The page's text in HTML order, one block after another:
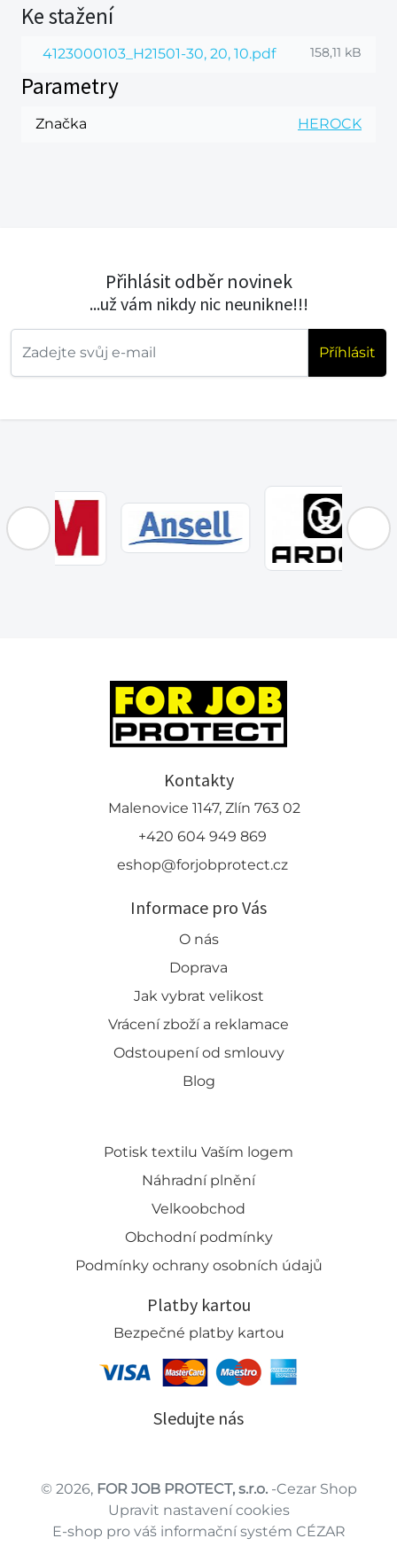
Ke stažení
4123000103_H21501-30, 20, 10.pdf 158,11 kB
Parametry
Značka HEROCK
Přihlásit odběr novinek
...už vám nikdy nic neunikne!!!
Příhlásit
Kontakty
Malenovice 1147, Zlín 763 02
+420 604 949 869
eshop@forjobprotect.cz
Informace pro Vás
O nás
Doprava
Jak vybrat velikost
Vrácení zboží a reklamace
Odstoupení od smlouvy
Blog
Potisk textilu Vaším logem
Náhradní plnění
Velkoobchod
Obchodní podmínky
Podmínky ochrany osobních údajů
Platby kartou
Bezpečné platby kartou
Sledujte nás
© 2026, FOR JOB PROTECT, s.r.o.-Cezar Shop
Upravit nastavení cookies
E-shop pro váš informační systém CÉZAR